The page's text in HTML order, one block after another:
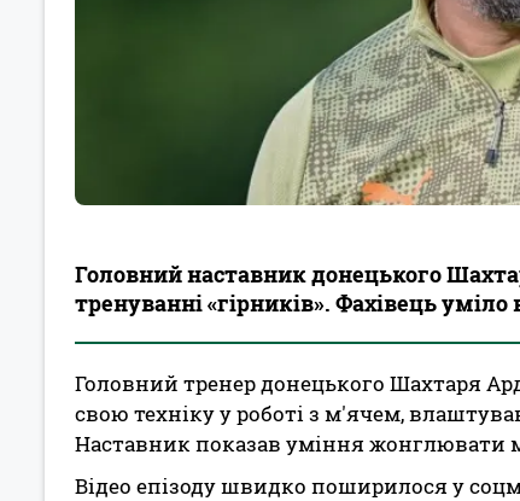
Головний наставник донецького
тренуванні «гірників». Фахівець
Головний тренер донецького Шахтаря
свою техніку у роботі з м'ячем,
Наставник показав уміння жонглювати
Відео епізоду швидко поширилося у